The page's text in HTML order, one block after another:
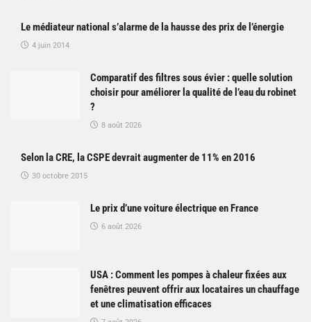
Le médiateur national s’alarme de la hausse des prix de l’énergie
4 juin 2014
Comparatif des filtres sous évier : quelle solution
choisir pour améliorer la qualité de l’eau du robinet
?
8 août 2026
Selon la CRE, la CSPE devrait augmenter de 11% en 2016
30 octobre 2015
Le prix d’une voiture électrique en France
6 août 2026
USA : Comment les pompes à chaleur fixées aux
fenêtres peuvent offrir aux locataires un chauffage
et une climatisation efficaces